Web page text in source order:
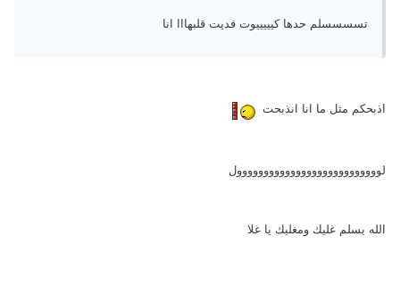
تسسسسلم حدها كيييييوت فديت قلبهااا انا
اذبحكم مثل ما انا انذبحت
لووووووووووووووووووووووووووول
الله يسلم غليك ومغليك يا غلا